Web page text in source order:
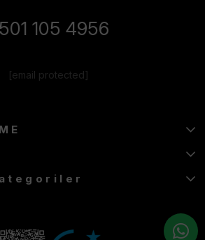
105 4956
[email protected]